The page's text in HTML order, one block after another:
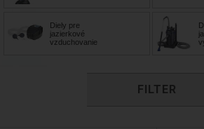
Diely pre
jazierkové
vzduchovanie
FILTER